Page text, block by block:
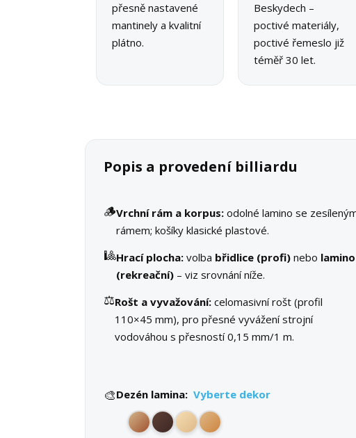
přesně nastavené
mantinely a kvalitní
plátno.
Beskydech –
poctivé materiály,
poctivé řemeslo již
téměř 30 let.
Popis a provedení billiardu
🪵Vrchní rám a korpus: odolné lamino se
rámem; košíky klasické plastové.
🎱Hrací plocha: volba břidlice (profi) nebo lamino
(rekreační) – viz srovnání níže.
⚖️Rošt a vyvažování: celomasivní rošt (profil
110×45 mm), pro přesné vyvážení strojní
vodováhou s přesností 0,15 mm/1 m.
🎨Dezén lamina: Vyberte dekor